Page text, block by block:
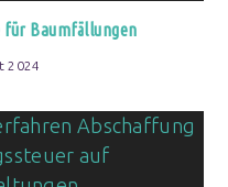
Baumfällungen
2024